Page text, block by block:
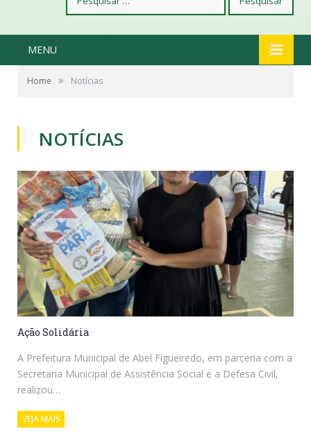
por:
MENU
Home » Notícias
NOTÍCIAS
Ação Solidária
A Prefeitura Municipal de Abel Figueiredo, em parceria com a
Secretaria Municipal de Assistência Social e a Defesa Civil,
realizou…
VEJA MAIS